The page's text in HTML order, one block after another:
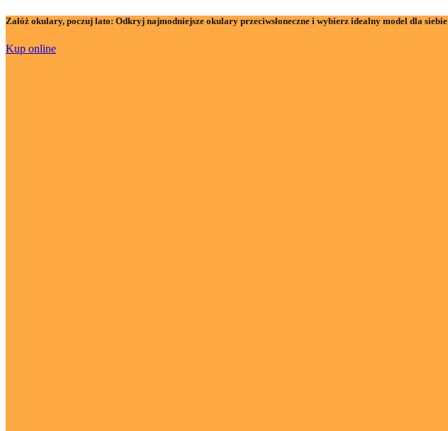
Załóż okulary, poczuj lato: Odkryj najmodniejsze okulary przeciwsłoneczne i wybierz idealny model dla siebie
Kup online